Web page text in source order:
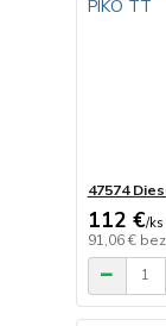
47574
112 €/ks
91,06 €